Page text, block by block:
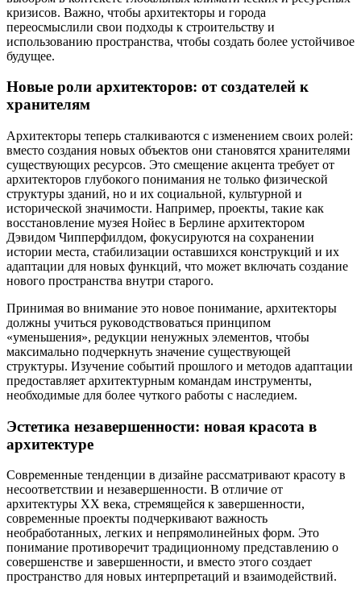
кризисов. Важно, чтобы архитекторы и города
переосмыслили свои подходы к строительству и
использованию пространства, чтобы создать более устойчивое
будущее.
Новые роли архитекторов: от создателей к
хранителям
Архитекторы теперь сталкиваются с изменением своих ролей:
вместо создания новых объектов они становятся хранителями
существующих ресурсов. Это смещение акцента требует от
архитекторов глубокого понимания не только физической
структуры зданий, но и их социальной, культурной и
исторической значимости. Например, проекты, такие как
восстановление музея Нойес в Берлине архитектором
Дэвидом Чипперфилдом, фокусируются на сохранении
истории места, стабилизации оставшихся конструкций и их
адаптации для новых функций, что может включать создание
нового пространства внутри старого.
Принимая во внимание это новое понимание, архитекторы
должны учиться руководствоваться принципом
«уменьшения», редукции ненужных элементов, чтобы
максимально подчеркнуть значение существующей
структуры. Изучение событий прошлого и методов адаптации
предоставляет архитектурным командам инструменты,
необходимые для более чуткого работы с наследием.
Эстетика незавершенности: новая красота в
архитектуре
Современные тенденции в дизайне рассматривают красоту в
несоответствии и незавершенности. В отличие от
архитектуры XX века, стремящейся к завершенности,
современные проекты подчеркивают важность
необработанных, легких и непрямолинейных форм. Это
понимание противоречит традиционному представлению о
совершенстве и завершенности, и вместо этого создает
пространство для новых интерпретаций и взаимодействий.